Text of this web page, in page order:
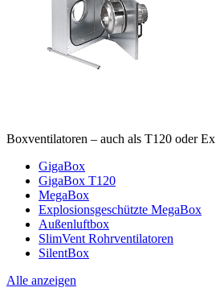
Boxventilatoren – auch als T120 oder Ex
GigaBox
GigaBox T120
MegaBox
Explosionsgeschützte MegaBox
Außenluftbox
SlimVent Rohrventilatoren
SilentBox
Alle anzeigen